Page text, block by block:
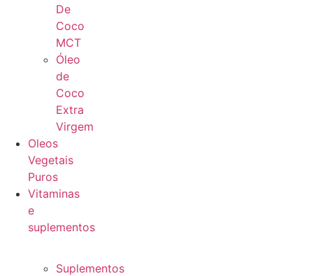
De
Coco
MCT
Óleo
de
Coco
Extra
Virgem
Oleos
Vegetais
Puros
Vitaminas
e
suplementos
Suplementos